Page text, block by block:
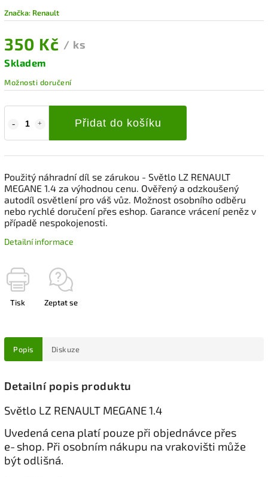
Značka: Renault
350 Kč / ks
Skladem
Možnosti doručení
Přidat do košíku
Použitý náhradní díl se zárukou - Světlo LZ RENAULT
MEGANE 1.4 za výhodnou cenu. Ověřený a odzkoušený
autodíl osvětlení pro váš vůz. Možnost osobního odběru
nebo rychlé doručení přes eshop. Garance vrácení peněz v
případě nespokojenosti.
Detailní informace
Tisk Zeptat se
Popis Diskuze
Detailní popis produktu
Světlo LZ RENAULT MEGANE 1.4
Uvedená cena platí pouze při objednávce přes
e‑shop. Při osobním nákupu na vrakovišti může
být odlišná.